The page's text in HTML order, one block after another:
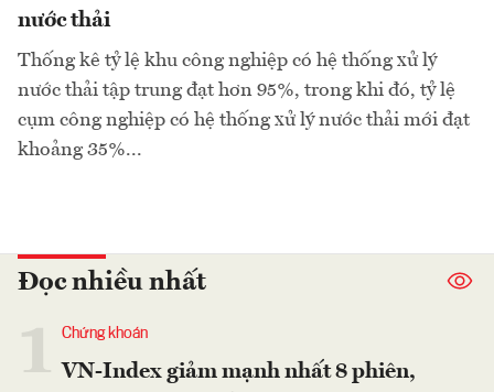
nước thải
Thống kê tỷ lệ khu công nghiệp có hệ thống xử lý
nước thải tập trung đạt hơn 95%, trong khi đó, tỷ lệ
cụm công nghiệp có hệ thống xử lý nước thải mới đạt
khoảng 35%...
Đọc nhiều nhất
Chứng khoán
VN-Index giảm mạnh nhất 8 phiên,